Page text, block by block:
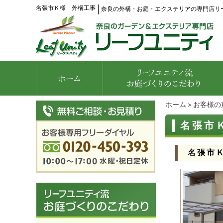
名張市Ｋ様 外構工事 奈良の外構・お庭・エクステリアの専門店リ
ホーム ＞ お客様の
名張市
名張市